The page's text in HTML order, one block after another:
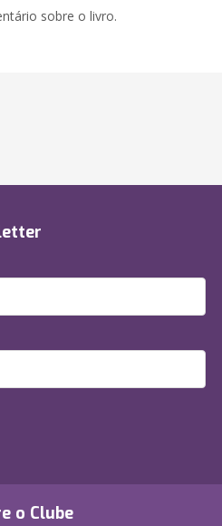
sobre o livro.
o Clube